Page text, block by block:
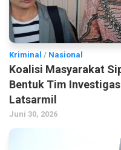
Kriminal / Nasional
Koalisi Masyarakat
Bentuk Tim
Latsarmil
Juni 30, 2026